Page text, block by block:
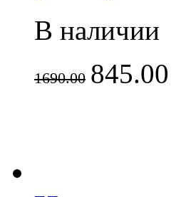
В наличии
1690.00 845.00